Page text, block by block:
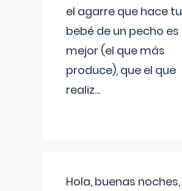
el agarre que hace tu
bebé de un pecho es
mejor (el que más
produce), que el que
realiz...
Hola, buenas noches,